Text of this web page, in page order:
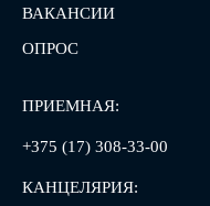
ВАКАНСИИ
ОПРОС
ПРИЕМНАЯ:
+375 (17) 308-33-00
КАНЦЕЛЯРИЯ: